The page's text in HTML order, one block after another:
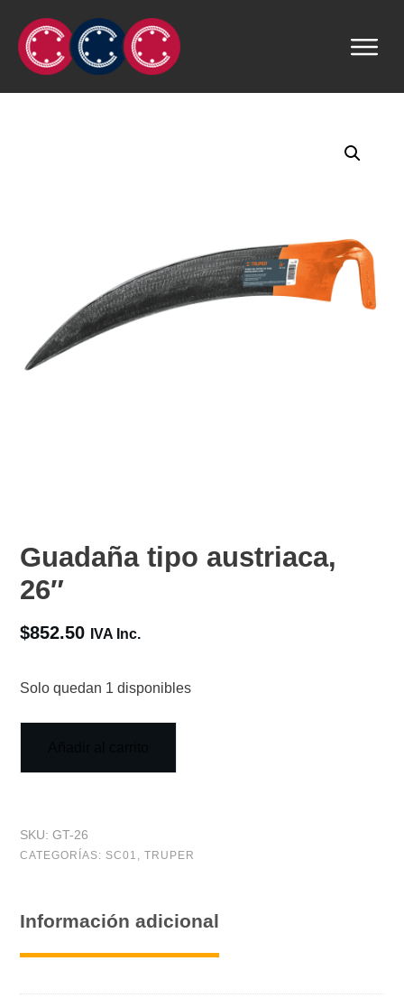
Guadaña tipo austriaca,
26″
$852.50 IVA Inc.
Solo quedan 1 disponibles
SKU: GT-26
CATEGORÍAS: SC01 , TRUPER
Información adicional